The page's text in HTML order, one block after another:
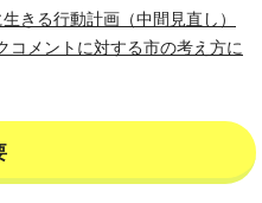
きる行動計画（中間見直し）
コメントに対する市の考え方に